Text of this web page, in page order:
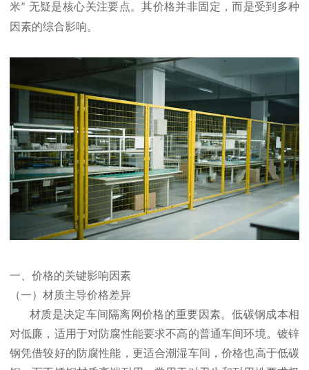
米” 无疑是核心关注要点。其价格并非固定，而是受到多种
因素的综合影响。
一、价格的关键影响因素
（一）材质主导价格差异
材质是决定车间隔离网价格的重要因素。低碳钢成本相
对低廉，适用于对防腐性能要求不高的普通车间环境。镀锌
钢凭借较好的防腐性能，更适合潮湿车间，价格也高于低碳